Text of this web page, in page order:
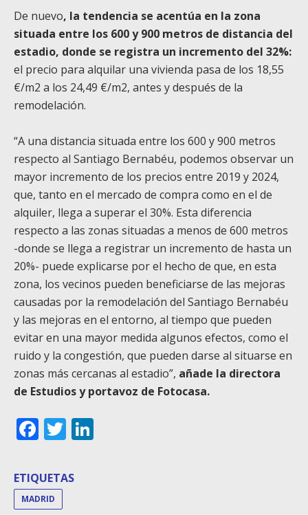
De nuevo, la tendencia se acentúa en la zona
situada entre los 600 y 900 metros de distancia del
estadio, donde se registra un incremento del 32%:
el precio para alquilar una vivienda pasa de los 18,55
€/m2 a los 24,49 €/m2, antes y después de la
remodelación.
“A una distancia situada entre los 600 y 900 metros
respecto al Santiago Bernabéu, podemos observar un
mayor incremento de los precios entre 2019 y 2024,
que, tanto en el mercado de compra como en el de
alquiler, llega a superar el 30%. Esta diferencia
respecto a las zonas situadas a menos de 600 metros
-donde se llega a registrar un incremento de hasta un
20%- puede explicarse por el hecho de que, en esta
zona, los vecinos pueden beneficiarse de las mejoras
causadas por la remodelación del Santiago Bernabéu
y las mejoras en el entorno, al tiempo que pueden
evitar en una mayor medida algunos efectos, como el
ruido y la congestión, que pueden darse al situarse en
zonas más cercanas al estadio”, añade la directora
de Estudios y portavoz de Fotocasa.
Facebook
Twitter
ETIQUETAS
MADRID